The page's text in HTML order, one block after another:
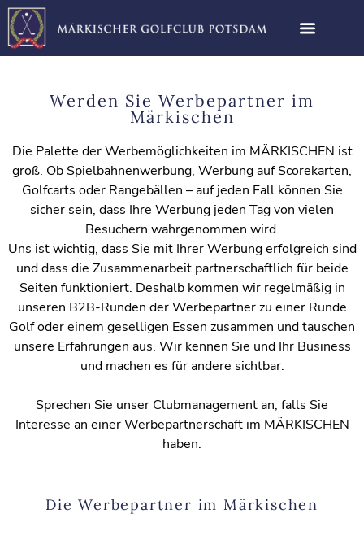
Werden Sie Werbepartner im
Märkischen
Die Palette der Werbemöglichkeiten im MÄRKISCHEN ist
groß. Ob Spielbahnenwerbung, Werbung auf Scorekarten,
Golfcarts oder Rangebällen – auf jeden Fall können Sie
sicher sein, dass Ihre Werbung jeden Tag von vielen
Besuchern wahrgenommen wird.
Uns ist wichtig, dass Sie mit Ihrer Werbung erfolgreich sind
und dass die Zusammenarbeit partnerschaftlich für beide
Seiten funktioniert. Deshalb kommen wir regelmäßig in
unseren B2B-Runden der Werbepartner zu einer Runde
Golf oder einem geselligen Essen zusammen und tauschen
unsere Erfahrungen aus. Wir kennen Sie und Ihr Business
und machen es für andere sichtbar.
Sprechen Sie unser Clubmanagement an, falls Sie
Interesse an einer Werbepartnerschaft im MÄRKISCHEN
haben.
Die Werbepartner im Märkischen